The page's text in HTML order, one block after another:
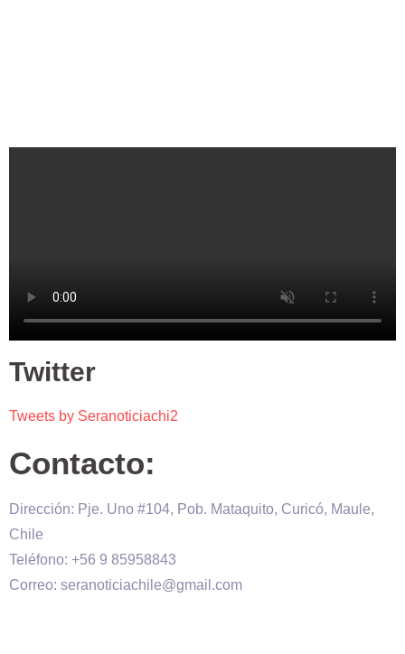
Twitter
Tweets by Seranoticiachi2
Contacto:
Dirección: Pje. Uno #104, Pob. Mataquito, Curicó, Maule,
Chile
Teléfono: +56 9 85958843
Correo: seranoticiachile@gmail.com